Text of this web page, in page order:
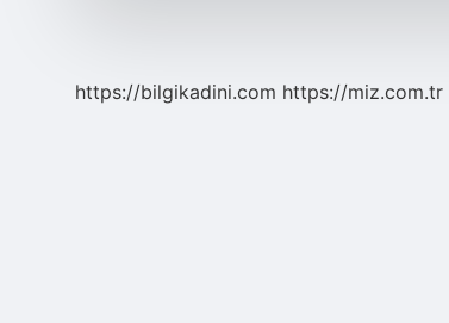
https://bilgikadini.com https://miz.com.tr